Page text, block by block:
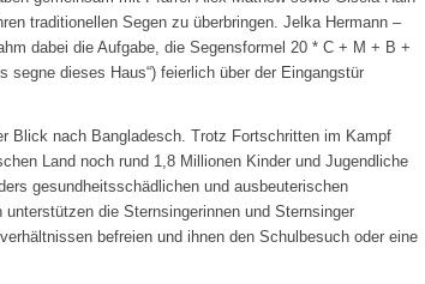
traditionellen Segen zu überbringen. Jelka Hermann –
dabei die Aufgabe, die Segensformel 20 * C + M + B +
segne dieses Haus“) feierlich über der Eingangstür
Blick nach Bangladesch. Trotz Fortschritten im Kampf
Land noch rund 1,8 Millionen Kinder und Jugendliche
gesundheitsschädlichen und ausbeuterischen
die Sternsingerinnen und Sternsinger
befreien und ihnen den Schulbesuch oder eine